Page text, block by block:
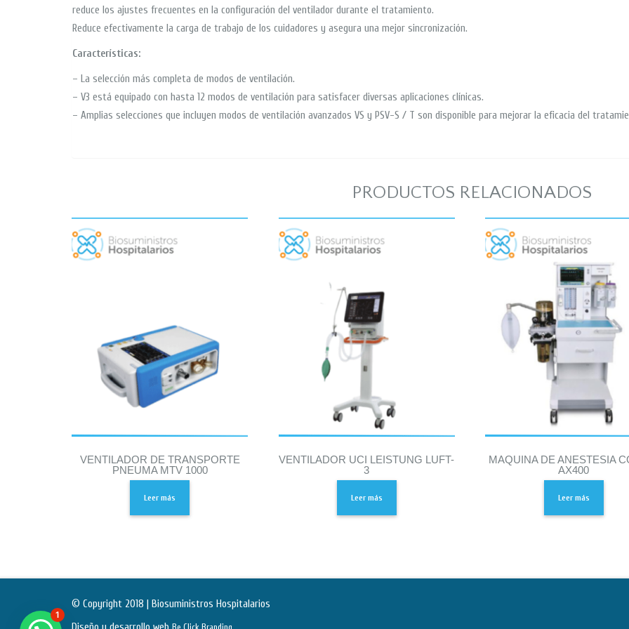
reduce los ajustes frecuentes en la configuración del ventilador durante el tratamiento.
Reduce efectivamente la carga de trabajo de los cuidadores y asegura una mejor sincronización.
Características:
– La selección más completa de modos de ventilación.
– V3 está equipado con hasta 12 modos de ventilación para satisfacer diversas aplicaciones clínicas.
– Amplias selecciones que incluyen modos de ventilación avanzados VS y PSV-S / T son disponible para mejorar la eficacia del
PRODUCTOS RELACIONADOS
VENTILADOR DE TRANSPORTE
PNEUMA MTV 1000
Leer más
VENTILADOR UCI LEISTUNG LUFT-
3
Leer más
MAQUINA DE ANESTESIA
AX400
Leer más
© Copyright 2018 | Biosuministros Hospitalarios
1